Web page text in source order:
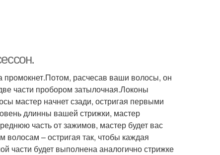
промокнет.Потом, расчесав ваши волосы, он
части пробором затылочная.Локоны
мастер начнет сзади, остригая первыми
длинны вашей стрижки, мастер
часть от зажимов, мастер будет вас
– остригая так, чтобы каждая
части будет выполнена аналогично стрижке